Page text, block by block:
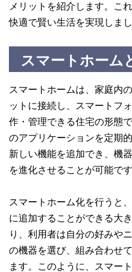
メリットを紹介します。こ
快適で賢い生活を実現しまし
スマートホーム
スマートホームは、家庭内
ットに接続し、スマートフ
作・管理できる住宅の形態
のアプリケーションを定期
新しい機能を追加でき、機
を進化させることが可能です
スマートホーム化を行うと
に追加することができる大
り、利用者は自分の好みや
の機器を選び、組み合わせ
ます。このように、スマー